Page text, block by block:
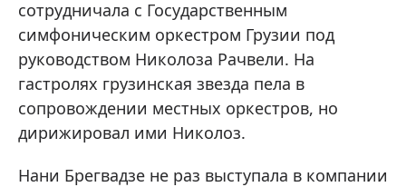
сотрудничала с Государственным
симфоническим оркестром Грузии под
руководством Николоза Рачвели. На
гастролях грузинская звезда пела в
сопровождении местных оркестров, но
дирижировал ими Николоз.
Нани Брегвадзе не раз выступала в компании